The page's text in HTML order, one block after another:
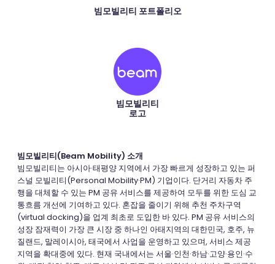
빔모빌리티 포트폴리오
빔모빌리티
로고
빔모빌리티(Beam Mobility) 소개
빔모빌리티는 아시아·태평양 지역에서 가장 빠르게 성장하고 있는 퍼
스널 모빌리티(Personal Mobility·PM) 기업이다. 단거리 자동차 주
행을 대체할 수 있는 PM 공유 서비스를 제공하여 모두를 위한 도심 교
통흐름 개선에 기여하고 있다. 혼잡을 줄이기 위해 추천 주차구역
(virtual docking)을 업계 최초로 도입한 바 있다. PM 공유 서비스의
성장 잠재력이 가장 큰 시장 중 하나인 아태지역의 대한민국, 호주, 뉴
질랜드, 말레이시아, 태국에서 사업을 운영하고 있으며, 서비스 제공
지역을 확대중에 있다. 현재 국내에서는 서울·인천·하남·고양·용인·수